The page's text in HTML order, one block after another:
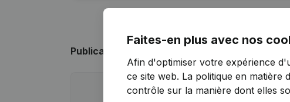
Publications
Publication
Faites-en plus avec nos
Afin d'optimiser votre expérience
ce site web. La politique en matière
contrôle sur la manière dont elles